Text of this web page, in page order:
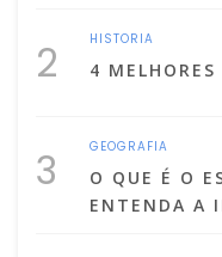
2 HISTÓRIA
4
3 GEOGRAFIA
O QUE É O
ENTENDA A